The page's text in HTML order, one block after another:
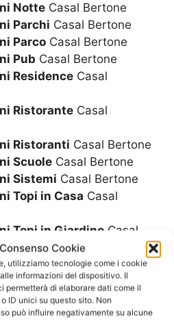
Cookie
utilizziamo tecnologie come i cookie
informazioni del dispositivo. Il
permetterà di elaborare dati come il
ID unici su questo sito. Non
può influire negativamente su alcune
Notte Casal Bertone
Parchi Casal Bertone
Parco Casal Bertone
Pub Casal Bertone
Residence Casal
Ristorante Casal
Ristoranti Casal Bertone
Scuole Casal Bertone
Sistemi Casal Bertone
Topi in Casa Casal
Topi in Giardino Casal
UfficiCasal Bertone
UrgenteCasal Bertone
Vani AscensoriCasal